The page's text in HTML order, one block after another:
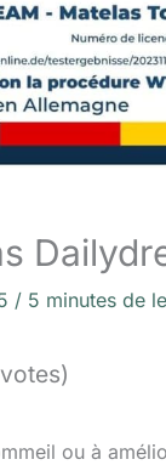
/ 5 minutes de
ou à